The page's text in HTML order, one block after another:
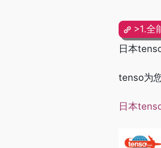
>1.全
日本
tenso为
日本